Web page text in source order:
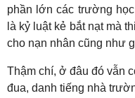
phần lớn các trường
là kỷ luật kẻ bắt nạt mà
cho nạn nhân cũng như
Thậm chí, ở đâu đó vẫn
đua, danh tiếng nhà